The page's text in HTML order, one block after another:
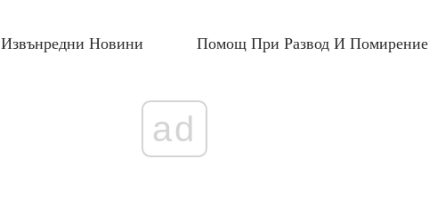
Извънредни Новини Помощ При Развод И Помирение
ad